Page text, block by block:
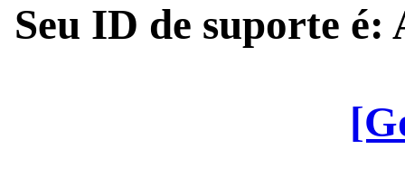
Seu ID de suporte é: